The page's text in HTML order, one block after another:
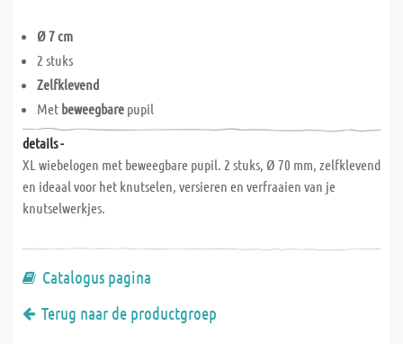
Ø 7 cm
2 stuks
Zelfklevend
Met beweegbare pupil
details -
XL wiebelogen met beweegbare pupil. 2 stuks, Ø 70 mm, zelfklevend
en ideaal voor het knutselen, versieren en verfraaien van je
knutselwerkjes.
Catalogus pagina
Terug naar de productgroep